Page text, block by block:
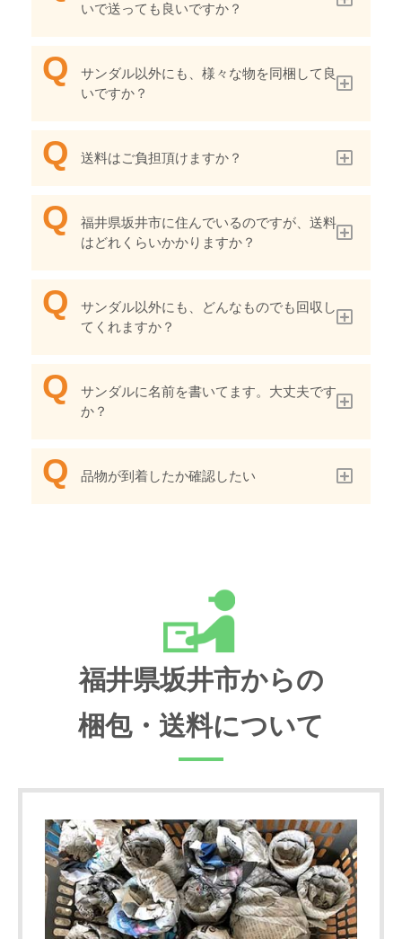
いで送っても良いですか？
サンダル以外にも、様々な物を同梱して良
いですか？
送料はご負担頂けますか？
福井県坂井市に住んでいるのですが、送料
はどれくらいかかりますか？
サンダル以外にも、どんなものでも回収し
てくれますか？
サンダルに名前を書いてます。大丈夫です
か？
品物が到着したか確認したい
福井県坂井市からの
梱包・送料について